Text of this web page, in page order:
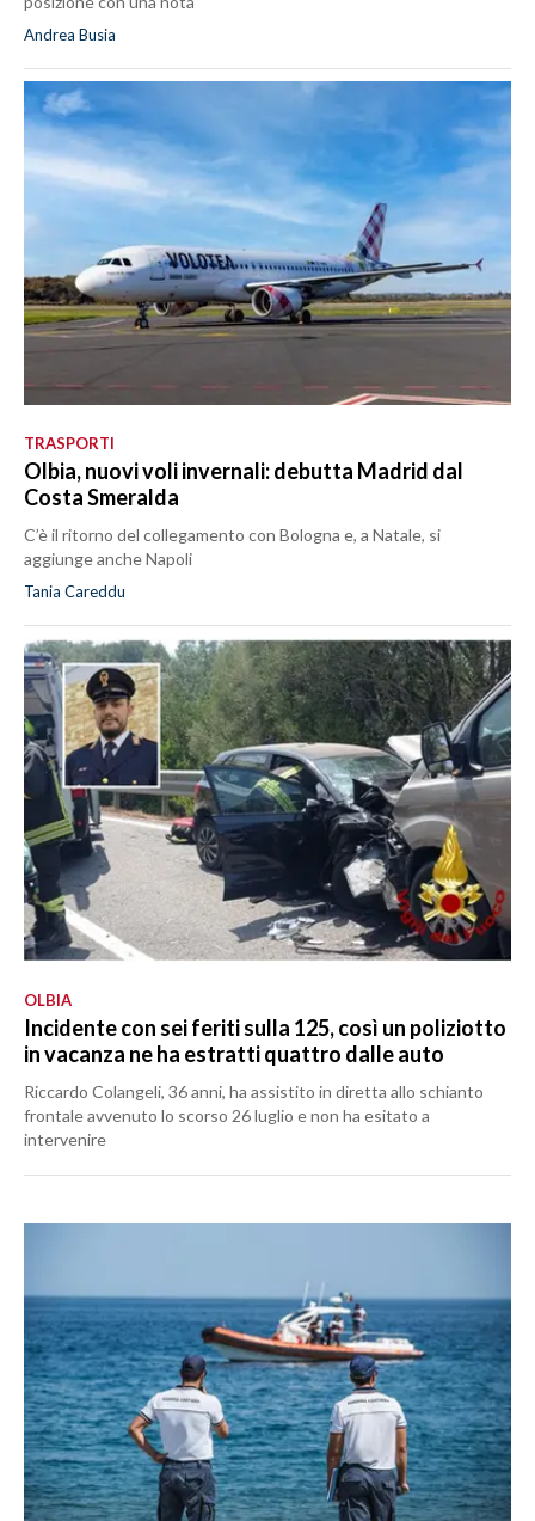
Andrea Busia
TRASPORTI
Olbia, nuovi voli invernali: debutta Madrid dal
Costa Smeralda
C’è il ritorno del collegamento con Bologna e, a Natale, si
aggiunge anche Napoli
Tania Careddu
OLBIA
Incidente con sei feriti sulla 125, così un poliziotto
in vacanza ne ha estratti quattro dalle auto
Riccardo Colangeli, 36 anni, ha assistito in diretta allo schianto
frontale avvenuto lo scorso 26 luglio e non ha esitato a
intervenire